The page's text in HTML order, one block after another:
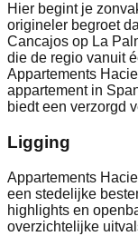
Hier begint je
origineler begroet
Cancajos op La
die de regio vanuit
Appartements
appartement in
biedt een verzorgd
Ligging
Appartements
een stedelijke
highlights en
overzichtelijke